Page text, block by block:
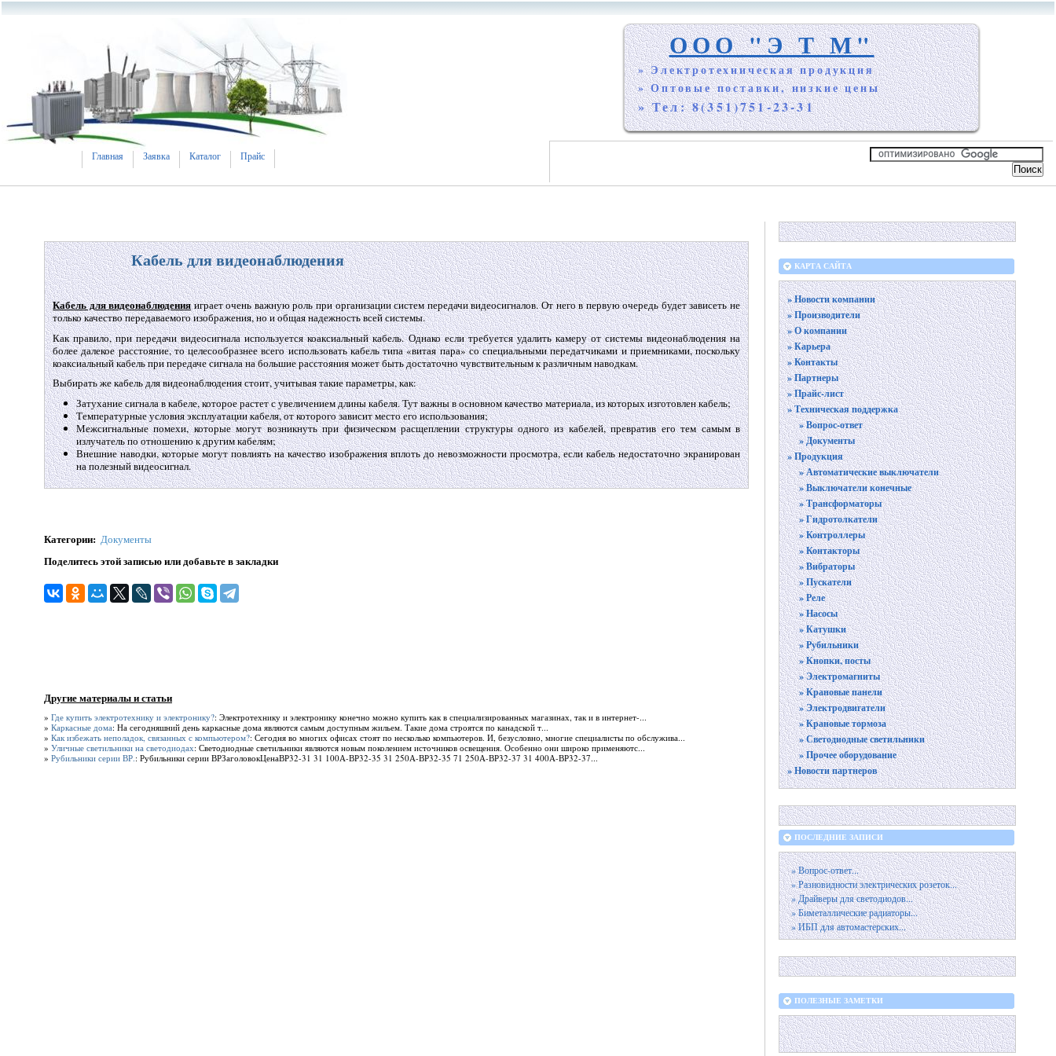
Главная Заявка Каталог Прайс
ООО "Э Т М"
» Электротехническая продукция
» Оптовые поставки, низкие цены
» Тел: 8(351)751-23-31
Кабель для видеонаблюдения
Кабель для видеонаблюденияиграет очень важную роль при организации систем передачи видеосигналов. От него в первую очередь будет зависеть не
только качество передаваемого изображения, но и общая надежность всей системы.
Как правило, при передачи видеосигнала используется коаксиальный кабель. Однако если требуется удалить камеру от системы видеонаблюдения на
более далекое расстояние, то целесообразнее всего использовать кабель типа «витая пара» со специальными передатчиками и приемниками, поскольку
коаксиальный кабель при передаче сигнала на большие расстояния может быть достаточно чувствительным к различным наводкам.
Выбирать же кабель для видеонаблюдения стоит, учитывая такие параметры, как:
Затухание сигнала в кабеле, которое растет с увеличением длины кабеля. Тут важны в основном качество материала, из которых изготовлен кабель;
Температурные условия эксплуатации кабеля, от которого зависит место его использования;
Межсигнальные помехи, которые могут возникнуть при физическом расщеплении структуры одного из кабелей, превратив его тем самым в
излучатель по отношению к другим кабелям;
Внешние наводки, которые могут повлиять на качество изображения вплоть до невозможности просмотра, если кабель недостаточно экранирован
на полезный видеосигнал.
Категории: Документы
Поделитесь этой записью или добавьте в закладки
Другие материалы и статьи
» Где купить электротехнику и электронику?: Электротехнику и электронику конечно можно купить как в специализированных магазинах, так и в интернет-...
» Каркасные дома: На сегодняшний день каркасные дома являются самым доступным жильем. Такие дома строятся по канадской т...
» Как избежать неполадок, связанных с компьютером?: Сегодня во многих офисах стоят по несколько компьютеров. И, безусловно, многие специалисты по обслужива...
» Уличные светильники на светодиодах: Светодиодные светильники являются новым поколением источников освещения. Особенно они широко применяютс...
» Рубильники серии ВР. : Рубильники серии ВРЗаголовокЦенаВР32-31 31 100А-ВР32-35 31 250А-ВР32-35 71 250А-ВР32-37 31 400А-ВР32-37...
КАРТА САЙТА
» Новости компании
» Производители
» О компании
» Карьера
» Контакты
» Партнеры
» Прайс-лист
» Техническая поддержка
» Вопрос-ответ
» Документы
» Продукция
» Автоматические выключатели
» Выключатели конечные
» Трансформаторы
» Гидротолкатели
» Контроллеры
» Контакторы
» Вибраторы
» Пускатели
» Реле
» Насосы
» Катушки
» Рубильники
» Кнопки, посты
» Электромагниты
» Крановые панели
» Электродвигатели
» Крановые тормоза
» Светодиодные светильники
» Прочее оборудование
» Новости партнеров
ПОСЛЕДНИЕ ЗАПИСИ
» Вопрос-ответ...
» Разновидности электрических розеток...
» Драйверы для светодиодов...
» Биметаллические радиаторы...
» ИБП для автомастерских...
ПОЛЕЗНЫЕ ЗАМЕТКИ